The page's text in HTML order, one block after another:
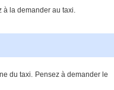
à la demander au taxi.
du taxi. Pensez à demander le